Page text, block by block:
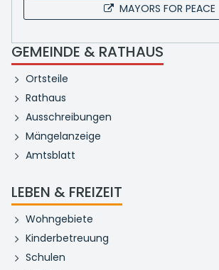
MAYORS FOR PEACE
GEMEINDE & RATHAUS
Ortsteile
Rathaus
Ausschreibungen
Mängelanzeige
Amtsblatt
LEBEN & FREIZEIT
Wohngebiete
Kinderbetreuung
Schulen